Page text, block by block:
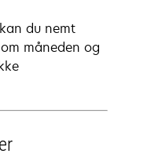
du nemt
måneden og